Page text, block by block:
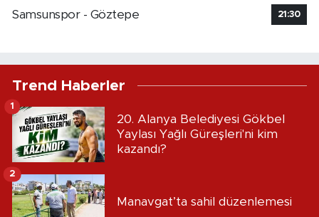
Samsunspor - Göztepe
21:30
Trend Haberler
20. Alanya Belediyesi Gökbel
Yaylası Yağlı Güreşleri'ni kim
kazandı?
1
Manavgat’ta sahil düzenlemesi
2